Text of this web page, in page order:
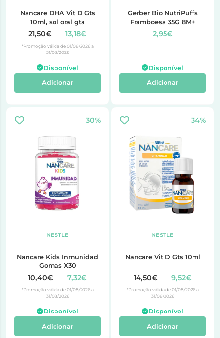
Nancare DHA Vit D Gts
10ml, sol oral gta
21,50€ 13,18€
*Promoção válida de 01/08/2026 a
31/08/2026
Disponível
Adicionar
Gerber Bio NutriPuffs
Framboesa 35G 8M+
2,95€
Disponível
Adicionar
30%
NESTLE
Nancare Kids Inmunidad
Gomas X30
10,40€ 7,32€
*Promoção válida de 01/08/2026 a
31/08/2026
Disponível
Adicionar
34%
NESTLE
Nancare Vit D Gts 10ml
14,50€ 9,52€
*Promoção válida de 01/08/2026 a
31/08/2026
Disponível
Adicionar